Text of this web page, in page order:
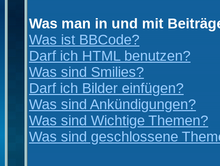
Was man in und mit
Was ist BBCode?
Darf ich HTML benutzen?
Was sind Smilies?
Darf ich Bilder einfügen?
Was sind Ankündigungen?
Was sind Wichtige Themen?
Was sind geschlossene